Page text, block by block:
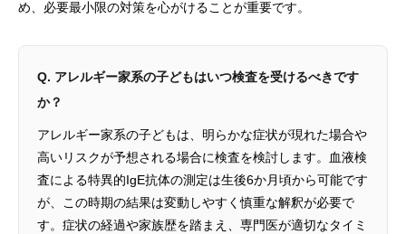
め、必要最小限の対策を心がけることが重要です。
Q. アレルギー家系の子どもはいつ検査を受けるべきです
か？
アレルギー家系の子どもは、明らかな症状が現れた場合や
高いリスクが予想される場合に検査を検討します。血液検
査による特異的IgE抗体の測定は生後6か月頃から可能です
が、この時期の結果は変動しやすく慎重な解釈が必要で
す。症状の経過や家族歴を踏まえ、専門医が適切なタイミ